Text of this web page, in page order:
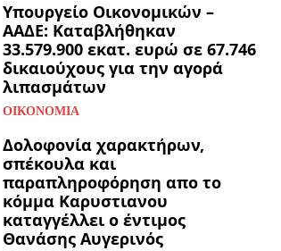
Υπουργείο Οικονομικών –
ΑΑΔΕ: Καταβλήθηκαν
33.579.900 εκατ. ευρώ σε 67.746
δικαιούχους για την αγορά
λιπασμάτων
ΟΙΚΟΝΟΜΊΑ
Δολοφονία χαρακτήρων,
σπέκουλα και
παραπληροφόρηση απο το
κόμμα Καρυστιανου
καταγγέλλει ο έντιμος
Θανάσης Αυγερινός